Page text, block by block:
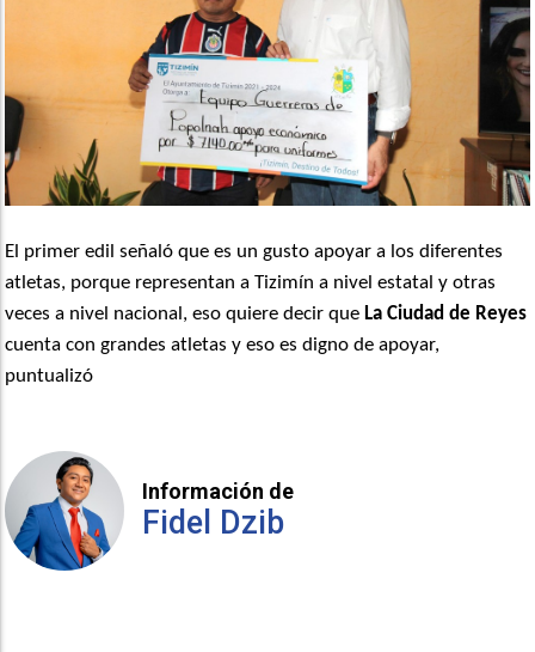
El primer edil señaló que es un gusto apoyar a los diferentes
atletas, porque representan a Tizimín a nivel estatal y otras
veces a nivel nacional, eso quiere decir que La Ciudad de Reyes
cuenta con grandes atletas y eso es digno de apoyar,
puntualizó
Información de
Fidel Dzib